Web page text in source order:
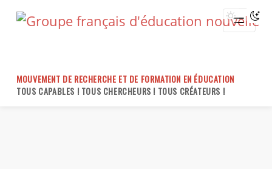
MOUVEMENT DE RECHERCHE ET DE FORMATION EN ÉDUCATION
TOUS CAPABLES ! TOUS CHERCHEURS ! TOUS CRÉATEURS !